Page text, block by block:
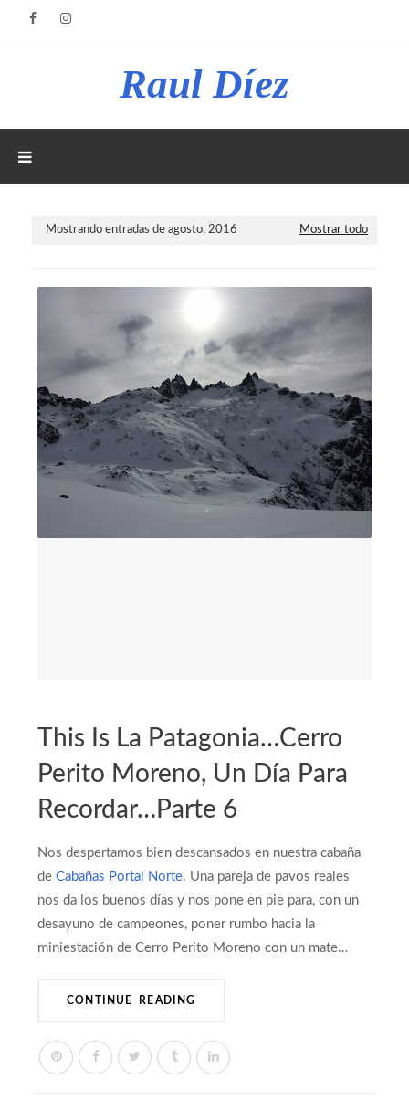
Raul Díez
Mostrando entradas de agosto, 2016 Mostrar todo
This Is La Patagonia…Cerro
Perito Moreno, Un Día Para
Recordar…Parte 6
Nos despertamos bien descansados en nuestra cabaña
de Cabañas Portal Norte. Una pareja de pavos reales
nos da los buenos días y nos pone en pie para, con un
desayuno de campeones, poner rumbo hacia la
miniestación de Cerro Perito Moreno con un mate…
CONTINUE READING